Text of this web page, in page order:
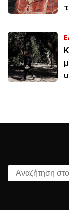
Αναζήτηση στο